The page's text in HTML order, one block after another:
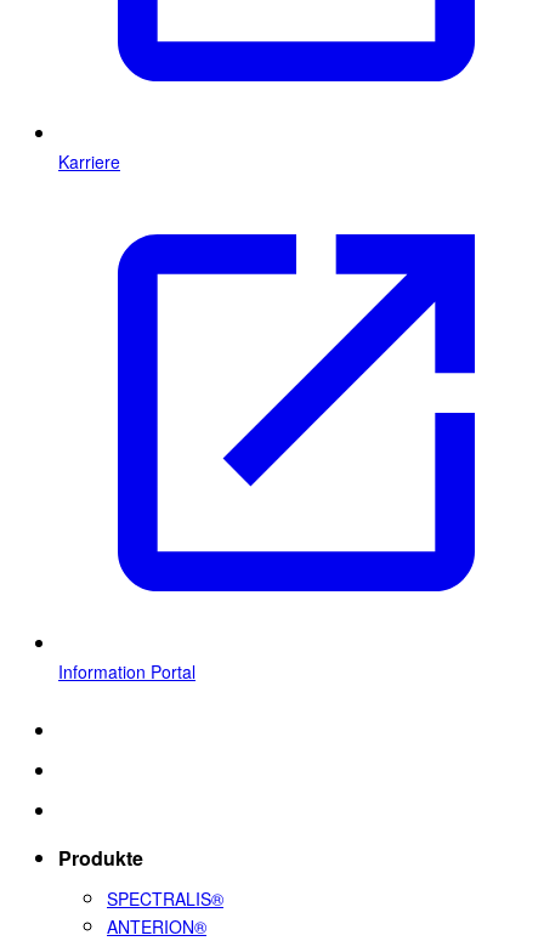
Karriere
Information Portal
Produkte
SPECTRALIS®
ANTERION®